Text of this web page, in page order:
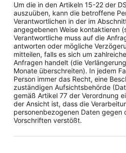
Um die in den Artikeln 15-22 der
auszuüben, kann die betroffene
Verantwortlichen in der im
angegebenen Weise kontaktieren
Verantwortliche muss auf die
antworten oder mögliche
mitteilen, falls es sich um
Anfragen handelt (die
Monate überschreiten). In jedem
Person immer das Recht, eine
zuständigen Aufsichtsbehörde
gemäß Artikel 77 der Verordnung
der Ansicht ist, dass die
personenbezogenen Daten gegen
Vorschriften verstößt.